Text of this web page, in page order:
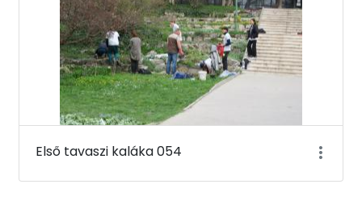
Első tavaszi kaláka 054